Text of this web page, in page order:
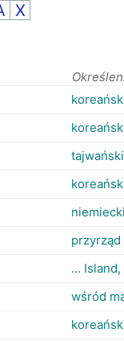
X
...
wśród